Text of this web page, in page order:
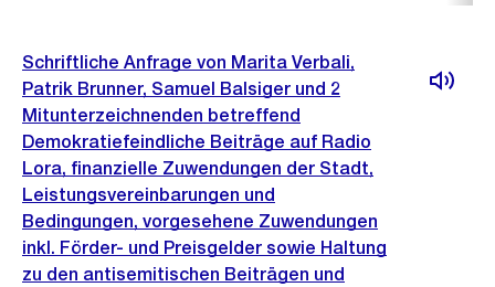
Schriftliche Anfrage von Marita Verbali,
Patrik Brunner, Samuel Balsiger und 2
Mitunterzeichnenden betreffend
Demokratiefeindliche Beiträge auf Radio
Lora, finanzielle Zuwendungen der Stadt,
Leistungsvereinbarungen und
Bedingungen, vorgesehene Zuwendungen
inkl. Förder- und Preisgelder sowie Haltung
zu den antisemitischen Beiträgen und